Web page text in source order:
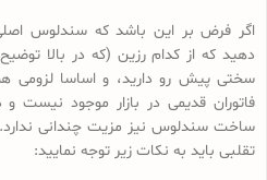
اگر فرض بر این باشد که سندلوس
دهید که از کدام رزین (که در بالا
سختی پیش رو دارید، و اساسا
فاتوران قدیمی در بازار موجود نیست
ساخت سندلوس نیز مزیت چندانی
تقلبی باید به نکات زیر توجه نمایید: